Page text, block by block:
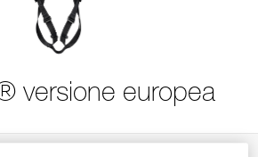
versione europea